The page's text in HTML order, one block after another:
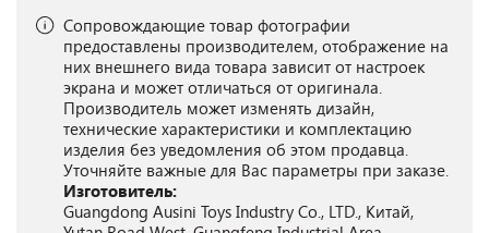
Сопровождающие товар фотографии
предоставлены производителем, отображение на
них внешнего вида товара зависит от настроек
экрана и может отличаться от оригинала.
Производитель может изменять дизайн,
технические характеристики и комплектацию
изделия без уведомления об этом продавца.
Уточняйте важные для Вас параметры при заказе.
Изготовитель:
Guangdong Ausini Toys Industry Co., LTD., Китай,